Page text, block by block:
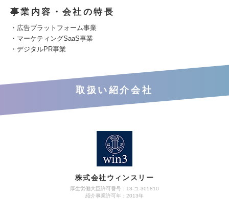
事業内容・会社の特長
・広告プラットフォーム事業
・マーケティングSaaS事業
・デジタルPR事業
取扱い紹介会社
株式会社ウィンスリー
厚生労働大臣許可番号：13-ユ-305810
紹介事業許可年：2013年